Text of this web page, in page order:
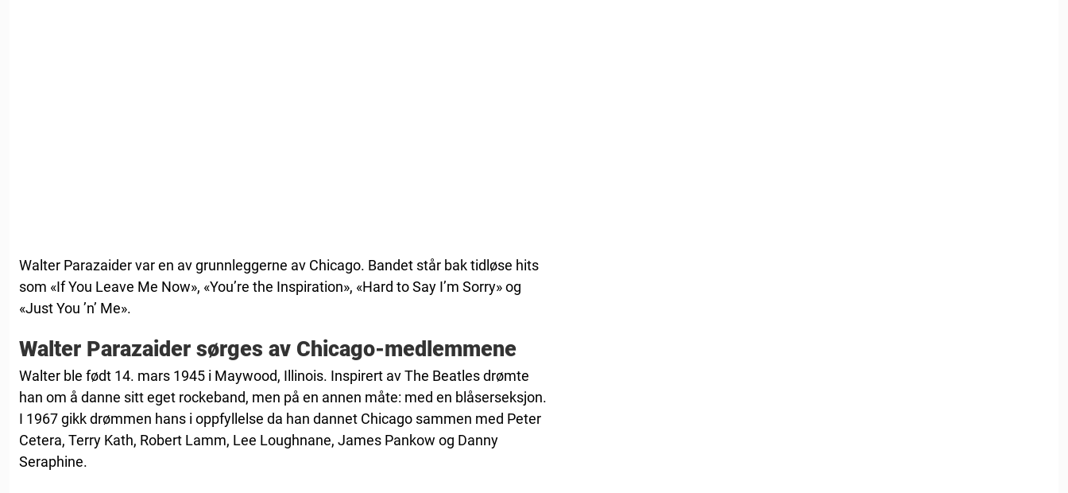
Walter Parazaider var en av grunnleggerne av Chicago. Bandet står bak tidløse hits
som «If You Leave Me Now», «You’re the Inspiration», «Hard to Say I’m Sorry» og
«Just You ’n’ Me».
Walter Parazaider sørges av Chicago-medlemmene
Walter ble født 14. mars 1945 i Maywood, Illinois. Inspirert av The Beatles drømte
han om å danne sitt eget rockeband, men på en annen måte: med en blåserseksjon.
I 1967 gikk drømmen hans i oppfyllelse da han dannet Chicago sammen med Peter
Cetera, Terry Kath, Robert Lamm, Lee Loughnane, James Pankow og Danny
Seraphine.